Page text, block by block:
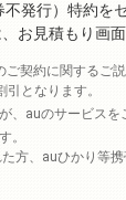
発行）特約を
お見積もり画
契約に関するご
となります。
、auのサービス
。
方、auひかり等